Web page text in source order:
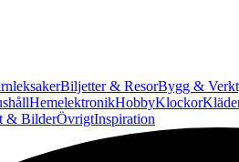
Biljetter & ResorBygg &
HemelektronikHobbyKlockor
& BilderÖvrigtInspiration